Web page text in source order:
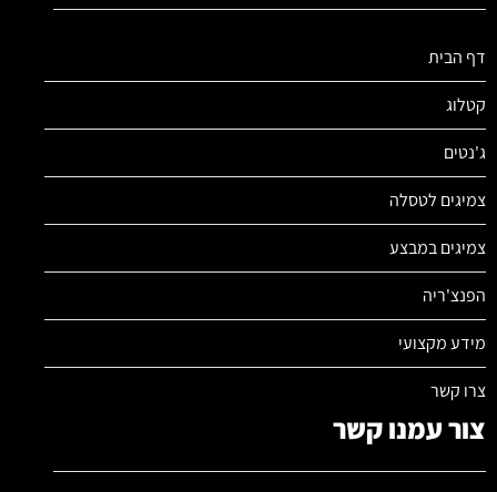
דף הבית
קטלוג
ג'נטים
צמיגים לטסלה
צמיגים במבצע
הפנצ'ריה
מידע מקצועי
צרו קשר
צור עמנו קשר